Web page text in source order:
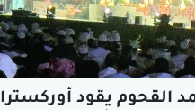
القحوم يقود أوركسترا